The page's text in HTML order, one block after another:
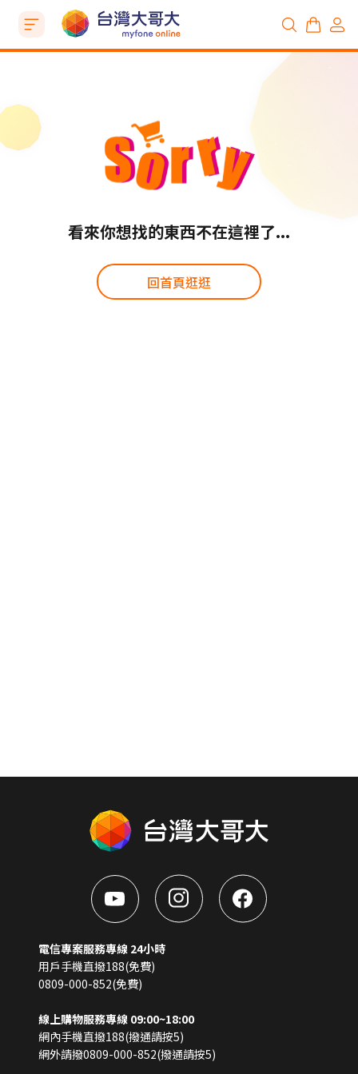
看來你想找的東西不在這裡了...
回首頁逛逛
電信專案服務專線 24小時
用戶手機直撥188(免費)
0809-000-852(免費)
線上購物服務專線 09:00~18:00
網內手機直撥188(撥通請按5)
網外請撥0809-000-852(撥通請按5)